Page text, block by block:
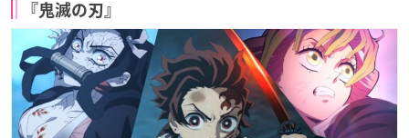
『鬼滅の刃』